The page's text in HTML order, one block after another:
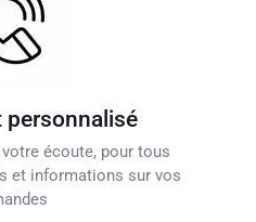
personnalisé
écoute, pour tous
et informations sur vos